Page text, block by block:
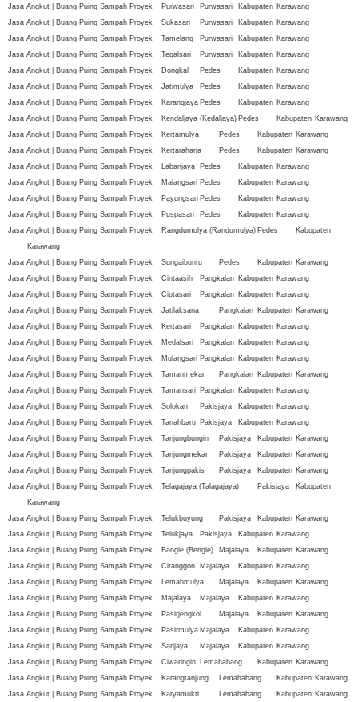
Jasa Angkut | Buang Puing Sampah Proyek
Purwasari Purwasari Kabupaten Karawang
Jasa Angkut | Buang Puing Sampah Proyek
Sukasari Purwasari Kabupaten Karawang
Jasa Angkut | Buang Puing Sampah Proyek
Tamelang Purwasari Kabupaten Karawang
Jasa Angkut | Buang Puing Sampah Proyek
Tegalsari Purwasari Kabupaten Karawang
Jasa Angkut | Buang Puing Sampah Proyek
Dongkal Pedes Kabupaten Karawang
Jasa Angkut | Buang Puing Sampah Proyek
Jatimulya Pedes Kabupaten Karawang
Jasa Angkut | Buang Puing Sampah Proyek
Karangjaya Pedes Kabupaten Karawang
Jasa Angkut | Buang Puing Sampah Proyek
Kendaljaya (Kedaljaya) Pedes Kabupaten Karawang
Jasa Angkut | Buang Puing Sampah Proyek
Kertamulya Pedes Kabupaten Karawang
Jasa Angkut | Buang Puing Sampah Proyek
Kertaraharja Pedes Kabupaten Karawang
Jasa Angkut | Buang Puing Sampah Proyek
Labanjaya Pedes Kabupaten Karawang
Jasa Angkut | Buang Puing Sampah Proyek
Malangsari Pedes Kabupaten Karawang
Jasa Angkut | Buang Puing Sampah Proyek
Payungsari Pedes Kabupaten Karawang
Jasa Angkut | Buang Puing Sampah Proyek
Puspasari Pedes Kabupaten Karawang
Jasa Angkut | Buang Puing Sampah Proyek
Rangdumulya (Randumulya) Pedes
Kabupaten
Karawang
Jasa Angkut | Buang Puing Sampah Proyek
Sungaibuntu Pedes Kabupaten Karawang
Jasa Angkut | Buang Puing Sampah Proyek
Cintaasih Pangkalan Kabupaten Karawang
Jasa Angkut | Buang Puing Sampah Proyek
Ciptasari Pangkalan Kabupaten Karawang
Jasa Angkut | Buang Puing Sampah Proyek
Jatilaksana Pangkalan Kabupaten Karawang
Jasa Angkut | Buang Puing Sampah Proyek
Kertasari Pangkalan Kabupaten Karawang
Jasa Angkut | Buang Puing Sampah Proyek
Medalsari Pangkalan Kabupaten Karawang
Jasa Angkut | Buang Puing Sampah Proyek
Mulangsari Pangkalan Kabupaten Karawang
Jasa Angkut | Buang Puing Sampah Proyek
Tamanmekar Pangkalan Kabupaten Karawang
Jasa Angkut | Buang Puing Sampah Proyek
Tamansari Pangkalan Kabupaten Karawang
Jasa Angkut | Buang Puing Sampah Proyek
Solokan Pakisjaya Kabupaten Karawang
Jasa Angkut | Buang Puing Sampah Proyek
Tanahbaru Pakisjaya Kabupaten Karawang
Jasa Angkut | Buang Puing Sampah Proyek
Tanjungbungin Pakisjaya Kabupaten Karawang
Jasa Angkut | Buang Puing Sampah Proyek
Tanjungmekar Pakisjaya Kabupaten Karawang
Jasa Angkut | Buang Puing Sampah Proyek
Tanjungpakis Pakisjaya Kabupaten Karawang
Jasa Angkut | Buang Puing Sampah Proyek
Telagajaya (Talagajaya) Pakisjaya
Kabupaten
Karawang
Jasa Angkut | Buang Puing Sampah Proyek
Telukbuyung Pakisjaya Kabupaten Karawang
Jasa Angkut | Buang Puing Sampah Proyek
Telukjaya Pakisjaya Kabupaten Karawang
Jasa Angkut | Buang Puing Sampah Proyek
Bangle (Bengle) Majalaya Kabupaten Karawang
Jasa Angkut | Buang Puing Sampah Proyek
Ciranggon Majalaya Kabupaten Karawang
Jasa Angkut | Buang Puing Sampah Proyek
Lemahmulya Majalaya Kabupaten Karawang
Jasa Angkut | Buang Puing Sampah Proyek
Majalaya Majalaya Kabupaten Karawang
Jasa Angkut | Buang Puing Sampah Proyek
Pasirjengkol Majalaya Kabupaten Karawang
Jasa Angkut | Buang Puing Sampah Proyek
Pasirmulya Majalaya Kabupaten Karawang
Jasa Angkut | Buang Puing Sampah Proyek
Sarijaya Majalaya Kabupaten Karawang
Jasa Angkut | Buang Puing Sampah Proyek
Ciwaringin Lemahabang Kabupaten Karawang
Jasa Angkut | Buang Puing Sampah Proyek
Karangtanjung Lemahabang Kabupaten Karawang
Jasa Angkut | Buang Puing Sampah Proyek
Karyamukti Lemahabang Kabupaten Karawang